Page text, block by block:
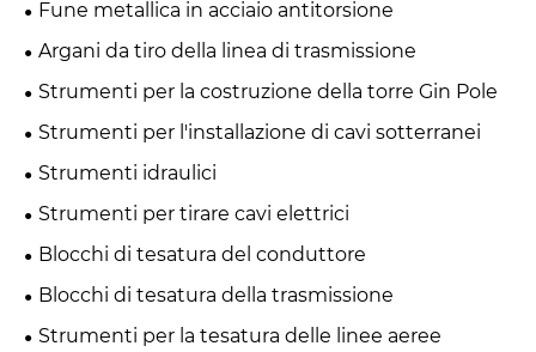
Fune metallica in acciaio antitorsione
Argani da tiro della linea di trasmissione
Strumenti per la costruzione della torre Gin Pole
Strumenti per l'installazione di cavi sotterranei
Strumenti idraulici
Strumenti per tirare cavi elettrici
Blocchi di tesatura del conduttore
Blocchi di tesatura della trasmissione
Strumenti per la tesatura delle linee aeree